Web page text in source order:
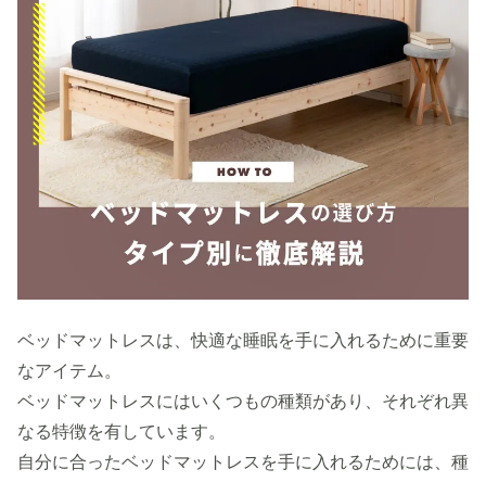
ベッドマットレスは、快適な睡眠を手に入れるために重要
なアイテム。
ベッドマットレスにはいくつもの種類があり、それぞれ異
なる特徴を有しています。
自分に合ったベッドマットレスを手に入れるためには、種